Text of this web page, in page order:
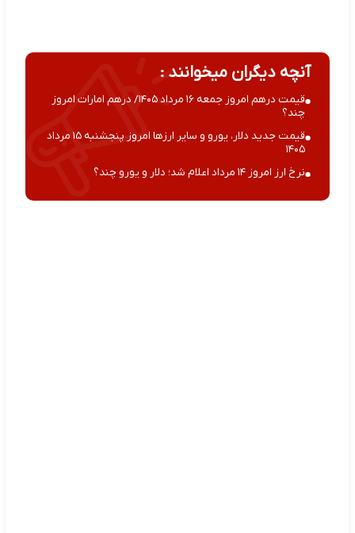
آنچه دیگران میخوانند :
قیمت درهم امروز جمعه ۱۶ مرداد ۱۴۰۵/ درهم امارات امروز
چند؟
قیمت جدید دلار، یورو و سایر ارزها امروز پنجشنبه ۱۵ مرداد
۱۴۰۵
نرخ ارز امروز ۱۴ مرداد اعلام شد؛ دلار و یورو چند؟